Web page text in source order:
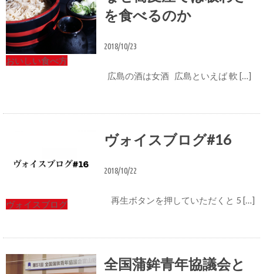
おいしい食べ方
を食べるのか
2018/10/23
広島の酒は女酒 広島といえば 軟 […]
ヴォイスブログ
ヴォイスブログ#16
2018/10/22
再生ボタンを押していただくと 5 […]
全国蒲鉾青年協議会と